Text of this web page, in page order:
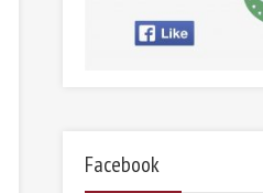
Facebook